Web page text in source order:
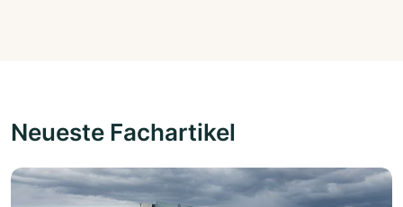
Neueste Fachartikel